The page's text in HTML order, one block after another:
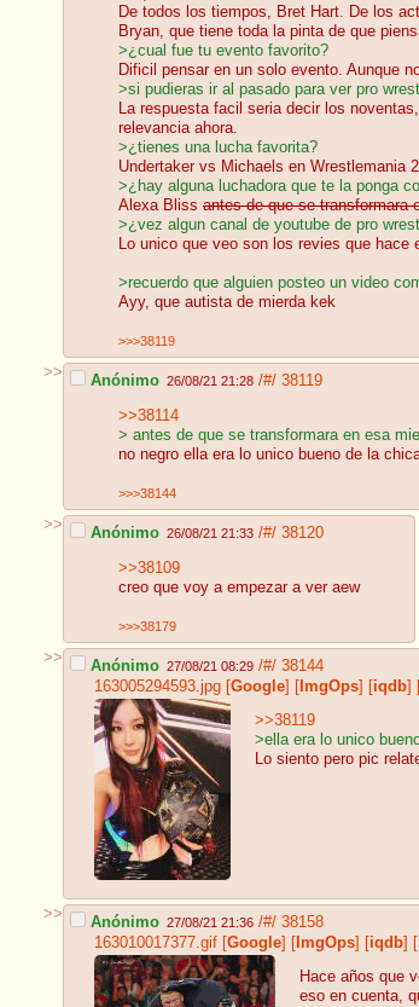
De todos los tiempos, Bret Hart. De los
Bryan, que tiene toda la pinta de que
>¿cual fue tu evento favorito?
Dificil pensar en un solo evento. Aunque
>si pudieras ir al pasado para ver pro
La respuesta facil seria decir los
relevancia ahora.
>¿tienes una lucha favorita?
Undertaker vs Michaels en Wrestlemania
>¿hay alguna luchadora que te la ponga
Alexa Bliss antes de que se transformara
>¿vez algun canal de youtube de pro
Lo unico que veo son los revies que
>recuerdo que alguien posteo un video
Ayy, que autista de mierda kek
>>>38119
>> Anónimo 26/08/21 21:28 /#/ 38119
>>38114
> antes de que se transformara en esa
no negro ella era lo unico bueno de la
>>>38144
>> Anónimo 26/08/21 21:33 /#/ 38120
>>38109
creo que voy a empezar a ver aew
>>>38179
>> Anónimo 27/08/21 08:29 /#/ 38144
163005294593.jpg [Google] [ ImgOps] [iqdb]
>>38119
>ella era lo unico
Lo siento pero pic
>> Anónimo 27/08/21 21:36 /#/ 38158
163010017377.gif [Google] [ ImgOps] [iqdb] [
Hace años que
eso en cuenta,